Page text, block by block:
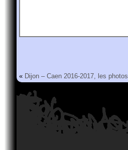
« Dijon – Caen 2016-2017, les photos